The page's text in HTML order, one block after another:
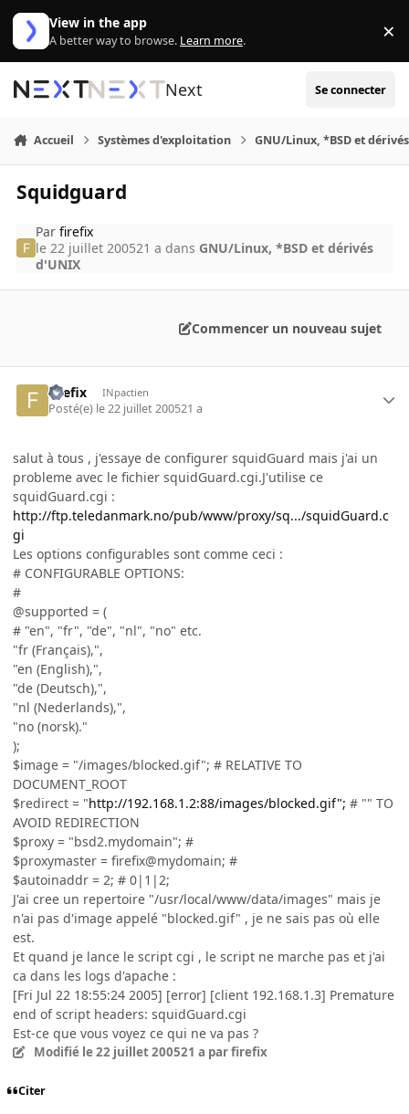
Aller au contenu
View in the app
A better way to browse. Learn more. ×
Next Se connecter
Accueil Systèmes d'exploitation GNU/Linux, *BSD et
Squidguard
Parfirefix
le 22 juillet 200521 a dans GNU/Linux, *BSD et dérivés
d'UNIX
Commencer un nouveau sujet
firefix INpactien
Posté(e) le 22 juillet 200521 a
salut à tous , j'essaye de configurer squidGuard mais j'ai un
probleme avec le fichier squidGuard.cgi.J'utilise ce
squidGuard.cgi :
http://ftp.teledanmark.no/pub/www/proxy/sq.../squidGuard.c
gi
Les options configurables sont comme ceci :
# CONFIGURABLE OPTIONS:
#
@supported = (
# "en", "fr", "de", "nl", "no" etc.
"fr (Français),",
"en (English),",
"de (Deutsch),",
"nl (Nederlands),",
"no (norsk)."
);
$image = "/images/blocked.gif"; # RELATIVE TO
DOCUMENT_ROOT
$redirect = "http://192.168.1.2:88/images/blocked.gif"; # "" TO
AVOID REDIRECTION
$proxy = "bsd2.mydomain"; #
$proxymaster = firefix@mydomain; #
$autoinaddr = 2; # 0|1|2;
J'ai cree un repertoire "/usr/local/www/data/images" mais je
n'ai pas d'image appelé "blocked.gif" , je ne sais pas où elle
est.
Et quand je lance le script cgi , le script ne marche pas et j'ai
ca dans les logs d'apache :
[Fri Jul 22 18:55:24 2005] [error] [client 192.168.1.3] Premature
end of script headers: squidGuard.cgi
Est-ce que vous voyez ce qui ne va pas ?
Modifié le 22 juillet 200521 a par firefix
Citer